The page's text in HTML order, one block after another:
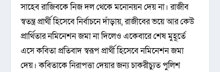
সাহেব রাজিবকে নিজ দল থেকে মনোনয়ন দেয় না। রাজীব
স্বতন্ত্র প্রার্থী হিসেবে নির্বাচনে দাঁড়ায়, রাজীবের ভয়ে আর কেউ
প্রার্থিতার নমিনেশন জমা না দিলেও একেবারে শেষ মুহূর্তে
এসে কবিতা প্রতিবাদ স্বরূপ প্রার্থী হিসেবে নমিনেশন জমা
দেয়। কবিতাকে নিরাপত্তা দেয়ার জন্য চাকরীচ্যুত পুলিশ